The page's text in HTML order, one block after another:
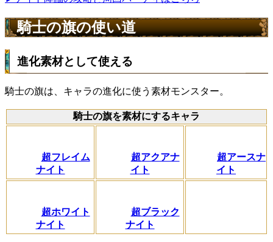
騎士の旗の使い道
進化素材として使える
騎士の旗は、キャラの進化に使う素材モンスター。
騎士の旗を素材にするキャラ
超フレイム
ナイト
超アクアナ
イト
超アースナ
イト
超ホワイト
ナイト
超ブラック
ナイト